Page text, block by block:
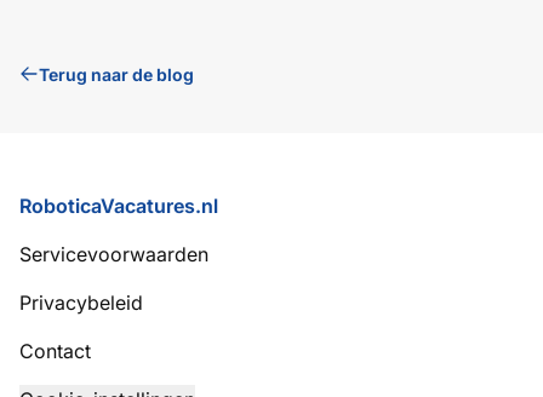
Terug naar de blog
Voettekst
RoboticaVacatures.nl
Servicevoorwaarden
Privacybeleid
Contact